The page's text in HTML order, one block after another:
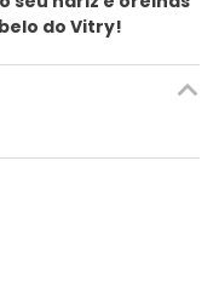
do Vitry!